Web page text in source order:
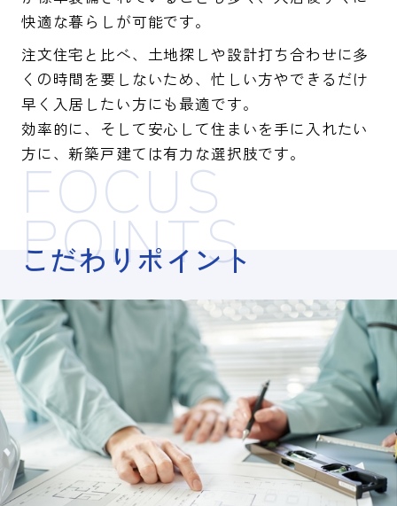
快適な暮らしが可能です。
注文住宅と比べ、土地探しや設計打ち合わせに多
くの時間を要しないため、忙しい方やできるだけ
早く入居したい方にも最適です。
効率的に、そして安心して住まいを手に入れたい
方に、新築戸建ては有力な選択肢です。
こだわりポイント
FOCUS
POINTS